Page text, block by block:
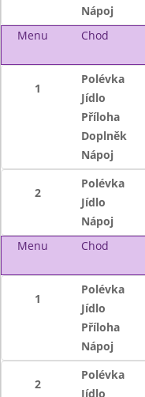
Nápoj
Menu
Chod
1
Polévka
Jídlo
Příloha
Doplněk
Nápoj
2
Polévka
Jídlo
Nápoj
Menu
Chod
1
Polévka
Jídlo
Příloha
Nápoj
2
Polévka
Jídlo